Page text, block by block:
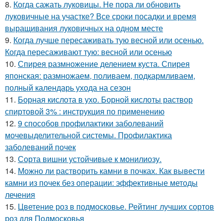
8. Когда сажать луковицы. Не пора ли обновить
луковичные на участке? Все сроки посадки и время
выращивания луковичных на одном месте
9. Когда лучше пересаживать тую весной или осенью.
Когда пересаживают тую: весной или осенью
10. Спирея размножение делением куста. Спирея
японская: размножаем, поливаем, подкармливаем,
полный календарь ухода на сезон
11. Борная кислота в ухо. Борной кислоты раствор
спиртовой 3% : инструкция по применению
12. 9 способов профилактики заболеваний
мочевыделительной системы. Профилактика
заболеваний почек
13. Сорта вишни устойчивые к монилиозу.
14. Можно ли растворить камни в почках. Как вывести
камни из почек без операции: эффективные методы
лечения
15. Цветение роз в подмосковье. Рейтинг лучших сортов
роз для Подмосковья